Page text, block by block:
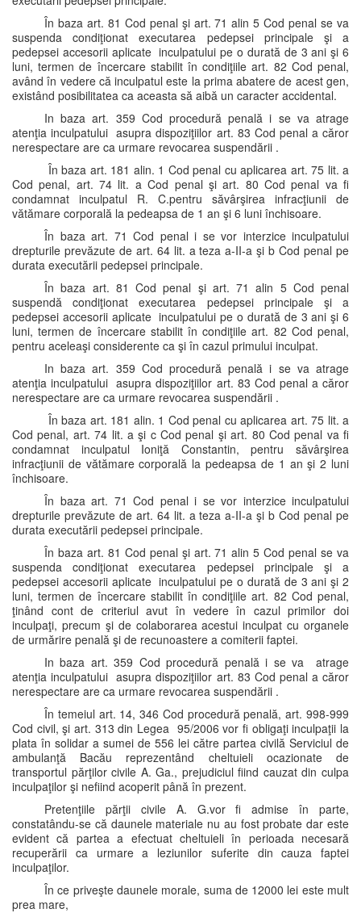
În baza art. 81 Cod penal şi art. 71 alin 5 Cod penal se va
suspenda condiţionat executarea pedepsei principale şi a
pedepsei accesorii aplicate inculpatului pe o durată de 3 ani şi 6
luni, termen de încercare stabilit în condiţiile art. 82 Cod penal,
având în vedere că inculpatul este la prima abatere de acest gen,
existând posibilitatea ca aceasta să aibă un caracter accidental.
In baza art. 359 Cod procedură penală i se va atrage
atenţia inculpatului asupra dispoziţiilor art. 83 Cod penal a căror
nerespectare are ca urmare revocarea suspendării .
În baza art. 181 alin. 1 Cod penal cu aplicarea art. 75 lit. a
Cod penal, art. 74 lit. a Cod penal şi art. 80 Cod penal va fi
condamnat inculpatul R. C.pentru săvârşirea infracţiunii de
vătămare corporală la pedeapsa de 1 an şi 6 luni închisoare.
În baza art. 71 Cod penal i se vor interzice inculpatului
drepturile prevăzute de art. 64 lit. a teza a-II-a şi b Cod penal pe
durata executării pedepsei principale.
În baza art. 81 Cod penal şi art. 71 alin 5 Cod penal
suspendă condiţionat executarea pedepsei principale şi a
pedepsei accesorii aplicate inculpatului pe o durată de 3 ani şi 6
luni, termen de încercare stabilit în condiţiile art. 82 Cod penal,
pentru aceleaşi considerente ca şi în cazul primului inculpat.
In baza art. 359 Cod procedură penală i se va atrage
atenţia inculpatului asupra dispoziţiilor art. 83 Cod penal a căror
nerespectare are ca urmare revocarea suspendării .
În baza art. 181 alin. 1 Cod penal cu aplicarea art. 75 lit. a
Cod penal, art. 74 lit. a şi c Cod penal şi art. 80 Cod penal va fi
condamnat inculpatul Ioniţă Constantin, pentru săvârşirea
infracţiunii de vătămare corporală la pedeapsa de 1 an şi 2 luni
închisoare.
În baza art. 71 Cod penal i se vor interzice inculpatului
drepturile prevăzute de art. 64 lit. a teza a-II-a şi b Cod penal pe
durata executării pedepsei principale.
În baza art. 81 Cod penal şi art. 71 alin 5 Cod penal se va
suspenda condiţionat executarea pedepsei principale şi a
pedepsei accesorii aplicate inculpatului pe o durată de 3 ani şi 2
luni, termen de încercare stabilit în condiţiile art. 82 Cod penal,
ţinând cont de criteriul avut în vedere în cazul primilor doi
inculpaţi, precum şi de colaborarea acestui inculpat cu organele
de urmărire penală şi de recunoastere a comiterii faptei.
In baza art. 359 Cod procedură penală i se va atrage
atenţia inculpatului asupra dispoziţiilor art. 83 Cod penal a căror
nerespectare are ca urmare revocarea suspendării .
În temeiul art. 14, 346 Cod procedură penală, art. 998-999
Cod civil, şi art. 313 din Legea 95/2006 vor fi obligaţi inculpaţii la
plata în solidar a sumei de 556 lei către partea civilă Serviciul de
ambulanţă Bacău reprezentând cheltuieli ocazionate de
transportul părţilor civile A. Ga., prejudiciul fiind cauzat din culpa
inculpaţilor şi nefiind acoperit până în prezent.
Pretenţiile părţii civile A. G.vor fi admise în parte,
constatându-se că daunele materiale nu au fost probate dar este
evident că partea a efectuat cheltuieli în perioada necesară
recuperării ca urmare a leziunilor suferite din cauza faptei
inculpaţilor.
În ce priveşte daunele morale, suma de 12000 lei este mult
prea mare,